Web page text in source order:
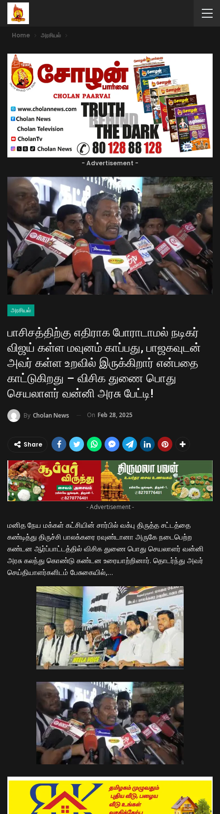
Home அரசியல்
- Advertisement -
அரசியல்
பாசிசத்திற்கு எதிராக போராடாமல் நடிகர்
விஜய் கள்ள மவுனம் காப்பது, பாஜகவுடன்
அவர் கள்ள உறவில் இருக்கிறார் என்பதை
காட்டுகிறது – விசிக துணை பொது
செயலாளர் வன்னி அரசு பேட்டி!
By Cholan News On Feb 28, 2025
Share
- Advertisement -
மனித நேய மக்கள் கட்சியின் சார்பில் வக்பு திருத்த சட்டத்தை
கண்டித்து திருச்சி பாலக்கரை ரவுண்டானா அருகே நடைபெற்ற
கண்டன ஆர்ப்பாட்டத்தில் விசிக துணை பொது செயலாளர் வன்னி
அரசு கலந்து கொண்டு கண்டன உரையாற்றினார். தொடர்ந்து அவர்
செய்தியாளர்களிடம் பேசுகையில்,…